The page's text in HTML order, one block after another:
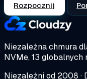
Rozpocznij
Niezależna chmura
NVMe, 13 globalnych
Niezależni od 2008 ·